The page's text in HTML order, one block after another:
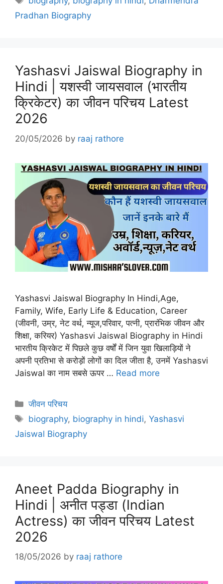
Pradhan Biography
Yashasvi Jaiswal Biography in
Hindi | यशस्वी जायसवाल (भारतीय
क्रिकेटर) का जीवन परिचय Latest
2026
20/05/2026 by raaj rathore
Yashasvi Jaiswal Biography In Hindi,Age,
Family, Wife, Early Life & Education, Career
(जीवनी, उम्र, नेट वर्थ, न्यूज,परिवार, पत्नी, प्रारंभिक जीवन और
शिक्षा, करियर) Yashasvi Jaiswal Biography in Hindi
भारतीय क्रिकेट में पिछले कुछ वर्षों में जिन युवा खिलाड़ियों ने
अपनी प्रतिभा से करोड़ों लोगों का दिल जीता है, उनमें Yashasvi
Jaiswal का नाम सबसे ऊपर … Read more
Categories
जीवन परिचय
Tags
biography, biography in hindi,Yashasvi
Jaiswal Biography
Aneet Padda Biography in
Hindi | अनीत पड्डा (Indian
Actress) का जीवन परिचय Latest
2026
18/05/2026 by raaj rathore